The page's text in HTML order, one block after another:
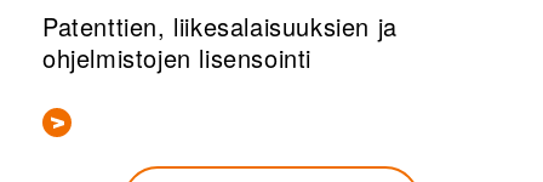
Patenttien, liikesalaisuuksien ja
ohjelmistojen lisensointi